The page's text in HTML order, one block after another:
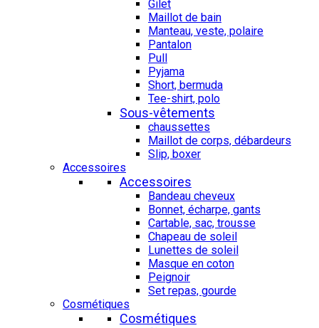
Gilet
Maillot de bain
Manteau, veste, polaire
Pantalon
Pull
Pyjama
Short, bermuda
Tee-shirt, polo
Sous-vêtements
chaussettes
Maillot de corps, débardeurs
Slip, boxer
Accessoires
Accessoires
Bandeau cheveux
Bonnet, écharpe, gants
Cartable, sac, trousse
Chapeau de soleil
Lunettes de soleil
Masque en coton
Peignoir
Set repas, gourde
Cosmétiques
Cosmétiques